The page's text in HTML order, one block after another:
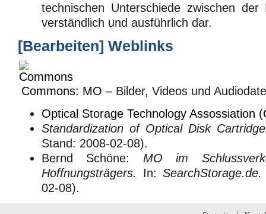
technischen Unterschiede zwischen
verständlich und ausführlich dar.
[Bearbeiten] Weblinks
Commons: MO – Bilder, Videos und
Optical Storage Technology Assossiation
Standardization of Optical Disk
Stand: 2008-02-08).
Bernd Schöne: MO im
Hoffnungsträgers.
In:SearchStorage.de.
02-08).